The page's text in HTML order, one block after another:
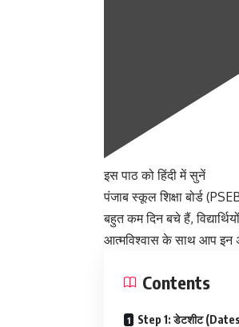
इस पाठ को हिंदी में सुनें
पंजाब स्कूल शिक्षा बोर्ड
बहुत कम दिन बचे हैं,
आत्मविश्वास के साथ आप इन
Contents
Step 1: डेटशीट